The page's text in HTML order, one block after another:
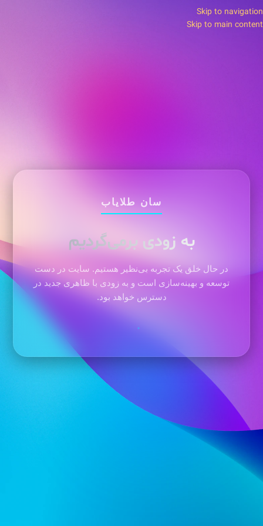
Skip to navigation
Skip to main content
سان طلایاب
به زودی برمی‌گردیم
در حال خلق یک تجربه بی‌نظیر هستیم. سایت در دست
توسعه و بهینه‌سازی است و به زودی با ظاهری جدید در
دسترس خواهد بود.